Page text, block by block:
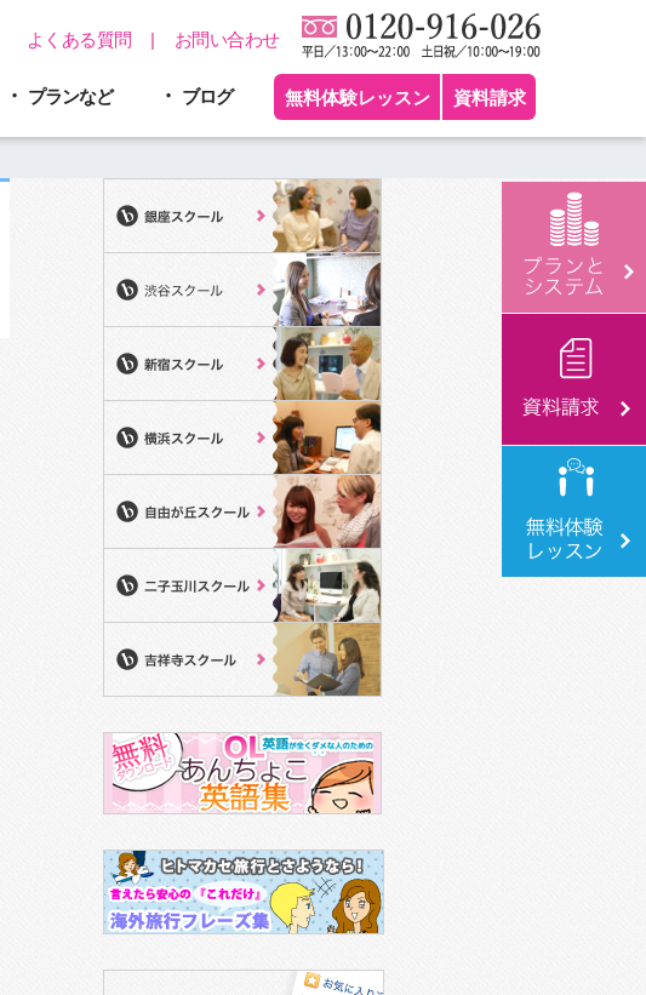
お問い合わせ
よくある質問
プランなど ブログ 無料体験レッスン 資料請求